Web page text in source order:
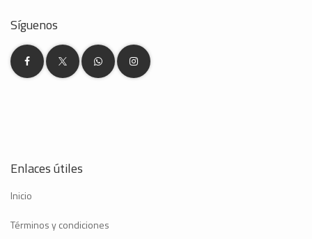
Síguenos
Enlaces útiles
Inicio
Términos y condiciones